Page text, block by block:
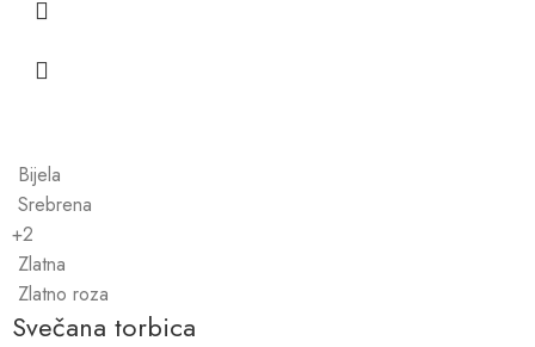
Bijela
Srebrena
+2
Zlatna
Zlatno roza
Svečana torbica